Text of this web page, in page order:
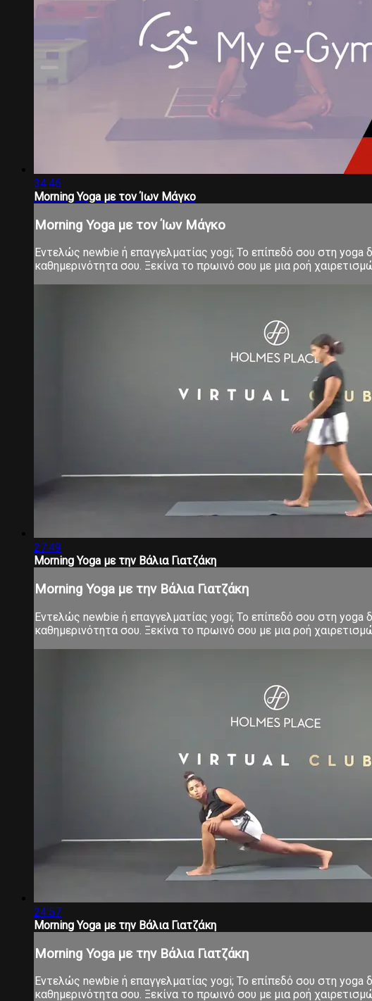
34:46
Morning Yoga με τον Ίων Μάγκο
Morning Yoga με τον Ίων Μάγκο
Εντελώς newbie ή επαγγελματίας yogi; Το επίπεδό σου στη yoga
καθημερινότητα σου. Ξεκίνα το πρωινό σου με μια ροή
27:49
Morning Yoga με την Βάλια Γιατζάκη
Morning Yoga με την Βάλια Γιατζάκη
Εντελώς newbie ή επαγγελματίας yogi; Το επίπεδό σου στη yoga
καθημερινότητα σου. Ξεκίνα το πρωινό σου με μια ροή
24:57
Morning Yoga με την Βάλια Γιατζάκη
Morning Yoga με την Βάλια Γιατζάκη
Εντελώς newbie ή επαγγελματίας yogi; Το επίπεδό σου στη yoga
καθημερινότητα σου. Ξεκίνα το πρωινό σου με μια ροή